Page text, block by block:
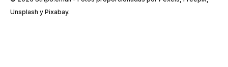
Unsplash y Pixabay.